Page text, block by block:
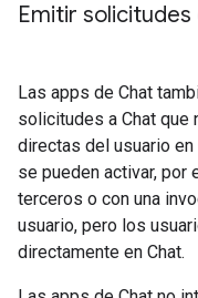
Emitir
Las apps de Chat
solicitudes a Chat que
directas del usuario en
se pueden activar, por
terceros o con una
usuario, pero los
directamente en Chat.